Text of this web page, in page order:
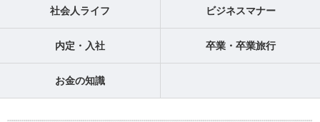
社会人ライフ ビジネスマナー
内定・入社 卒業・卒業旅行
お金の知識